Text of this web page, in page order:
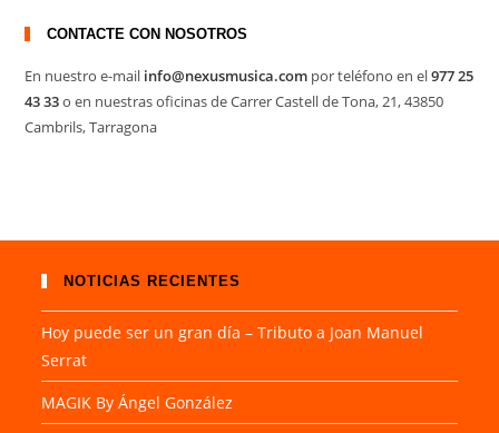
CONTACTE CON NOSOTROS
En nuestro e-mail info@nexusmusica.com por teléfono en el977 25
43 33o en nuestras oficinas de Carrer Castell de Tona, 21, 43850
Cambrils, Tarragona
NOTICIAS RECIENTES
Hoy puede ser un gran día – Tributo a Joan Manuel
Serrat
MAGIK By Ángel González